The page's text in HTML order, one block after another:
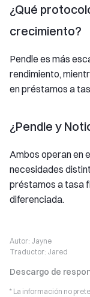
¿Qué
crecimiento?
Pendle es más
rendimiento,
en préstamos a
¿Pendle y
Ambos operan en
necesidades
préstamos a tasa
diferenciada.
Autor: Jayne
Traductor: Jared
Descargo de
* La información no